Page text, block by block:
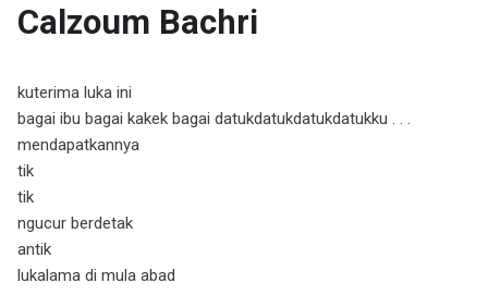
Calzoum Bachri
kuterima luka ini
bagai ibu bagai kakek bagai datukdatukdatukdatukku . . .
mendapatkannya
tik
tik
ngucur berdetak
antik
lukalama di mula abad